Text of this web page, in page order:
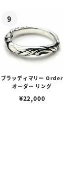
ブラッディマリー Order
オーダー リング
¥22,000